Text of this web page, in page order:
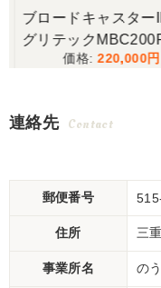
ブロードキャスター
グリテックMBC200P
220,000
連絡先 Contact
郵便番号
住所 三
事業所名 の